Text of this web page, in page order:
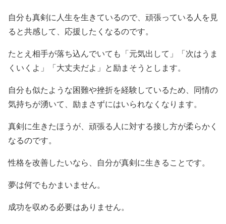
自分も真剣に人生を生きているので、頑張っている人を見
ると共感して、応援したくなるのです。
たとえ相手が落ち込んでいても「元気出して」「次はうま
くいくよ」「大丈夫だよ」と励まそうとします。
自分も似たような困難や挫折を経験しているため、同情の
気持ちが湧いて、励まさずにはいられなくなります。
真剣に生きたほうが、頑張る人に対する接し方が柔らかく
なるのです。
性格を改善したいなら、自分が真剣に生きることです。
夢は何でもかまいません。
成功を収める必要はありません。